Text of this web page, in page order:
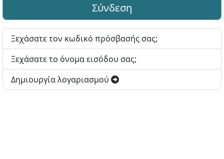
Σύνδεση
Ξεχάσατε τον κωδικό πρόσβασής σας;
Ξεχάσατε το όνομα εισόδου σας;
Δημιουργία λογαριασμού